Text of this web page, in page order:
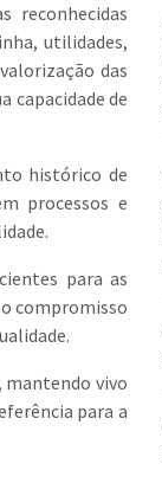
reconhecidas
utilidades,
das
capacidade de
histórico de
processos e
para as
compromisso
mantendo vivo
para a